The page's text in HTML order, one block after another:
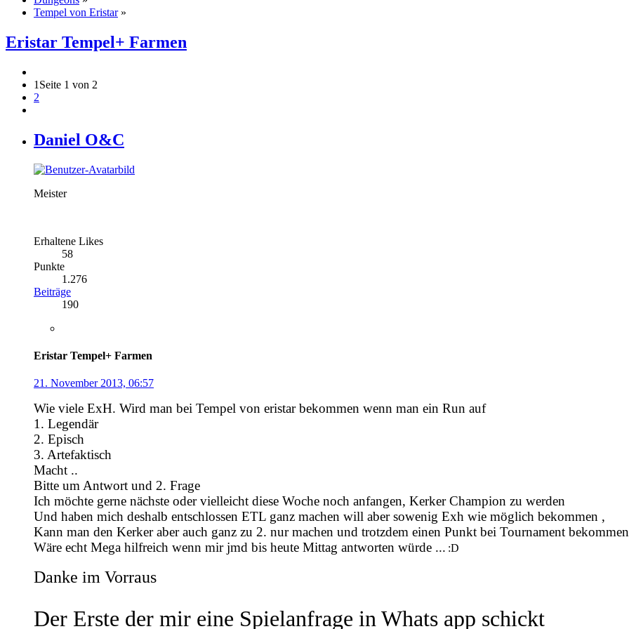
Tempel von Eristar »
Eristar Tempel+ Farmen
1 Seite 1 von 2
2
Daniel O&C
Meister
Erhaltene Likes
58
Punkte
1.276
Beiträge
190
Eristar Tempel+ Farmen
21. November 2013, 06:57
Wie viele ExH. Wird man bei Tempel von eristar bekommen wenn man ein Run auf
1. Legendär
2. Episch
3. Artefaktisch
Macht ..
Bitte um Antwort und 2. Frage
Ich möchte gerne nächste oder vielleicht diese Woche noch anfangen, Kerker Champion zu werden
Und haben mich deshalb entschlossen ETL ganz machen will aber sowenig Exh wie möglich bekommen ,
Kann man den Kerker aber auch ganz zu 2. nur machen und trotzdem einen Punkt bei Tournament bekommen
Wäre echt Mega hilfreich wenn mir jmd bis heute Mittag antworten würde ... :D
Danke im Vorraus
Der Erste der mir eine Spielanfrage in Whats app schickt